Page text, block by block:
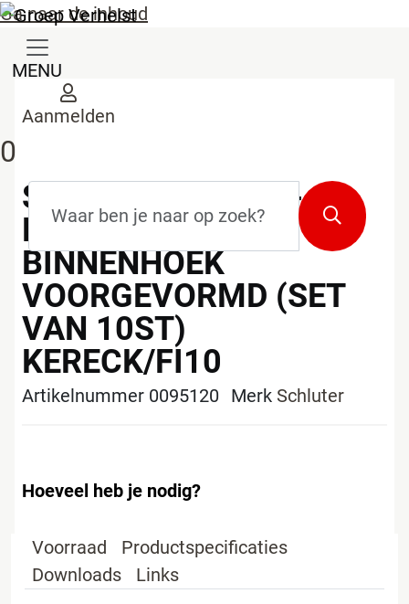
Ga naar de inhoud
MENU
Aanmelden
0
Zoekterm
Zoeken
SCHLUTER-KERDI-
KERECK 90°
BINNENHOEK
VOORGEVORMD (SET
VAN 10ST)
KERECK/FI10
Artikelnummer 0095120 Merk Schluter
Hoeveel heb je nodig?
Voorraad
Productspecificaties
Downloads
Links